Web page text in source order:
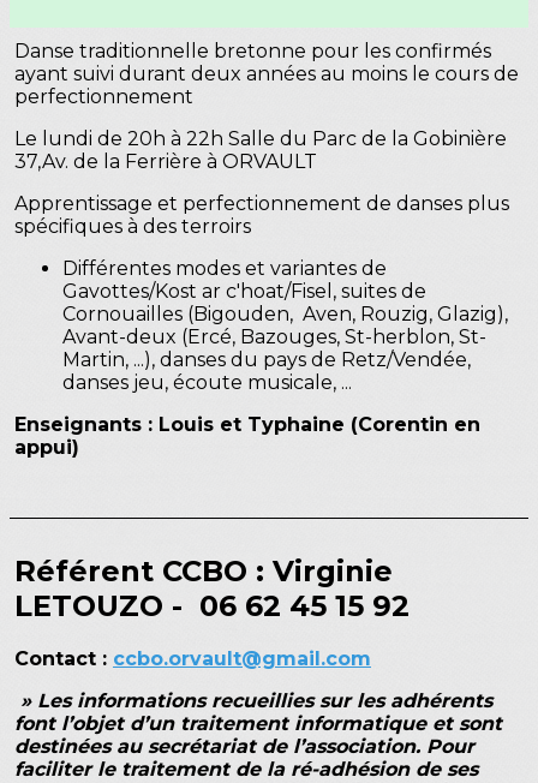
Danse traditionnelle bretonne pour les confirmés
ayant suivi durant deux années au moins le cours de
perfectionnement
Le lundi de 20h à 22h Salle du Parc de la Gobinière
37,Av. de la Ferrière à ORVAULT
Apprentissage et perfectionnement de danses plus
spécifiques à des terroirs
Différentes modes et variantes de
Gavottes/Kost ar c'hoat/Fisel, suites de
Cornouailles (Bigouden, Aven, Rouzig, Glazig),
Avant-deux (Ercé, Bazouges, St-herblon, St-
Martin, ...), danses du pays de Retz/Vendée,
danses jeu, écoute musicale, ...
Enseignants : Louis et Typhaine (Corentin en
appui)
Référent CCBO : Virginie
LETOUZO - 06 62 45 15 92
Contact : ccbo.orvault@gmail.com
» Les informations recueillies sur les adhérents
font l’objet d’un traitement informatique et sont
destinées au secrétariat de l’association. Pour
faciliter le traitement de la ré-adhésion de ses